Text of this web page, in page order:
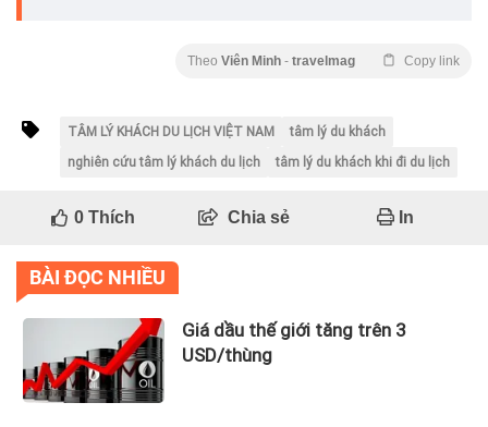
Theo Viên Minh - travelmag Copy link
TÂM LÝ KHÁCH DU LỊCH VIỆT NAM
tâm lý du khách
nghiên cứu tâm lý khách du lịch
tâm lý du khách khi đi du lịch
0Thích Chia sẻ In
BÀI ĐỌC NHIỀU
Giá dầu thế giới tăng trên 3
USD/thùng